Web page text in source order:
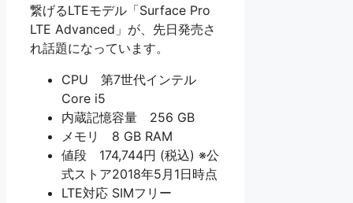
繋げるLTEモデル「Surface Pro
LTE Advanced」が、先日発売さ
れ話題になっています。
CPU 第7世代インテル
Core i5
内蔵記憶容量 256 GB
メモリ 8 GB RAM
値段 174,744円 (税込) ※公
式ストア2018年5月1日時点
LTE対応 SIMフリー